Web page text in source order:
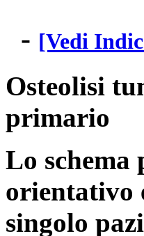
- [Vedi
Osteolisi
primario
Lo schema
orientativo
singolo